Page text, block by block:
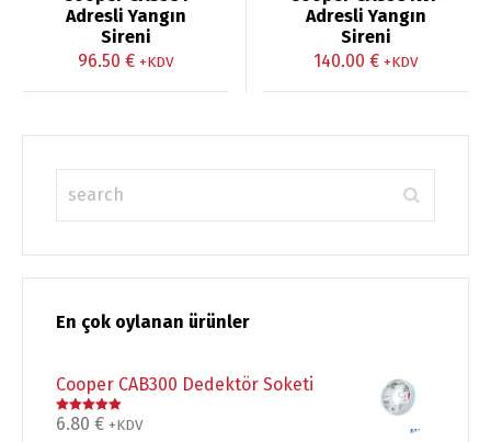
Adresli Yangın
Sireni
96.50 € +KDV
Adresli Yangın
Sireni
140.00 € +KDV
En çok oylanan ürünler
Cooper CAB300 Dedektör Soketi
5 üzerinden
5.00 oy aldı
6.80 € +KDV